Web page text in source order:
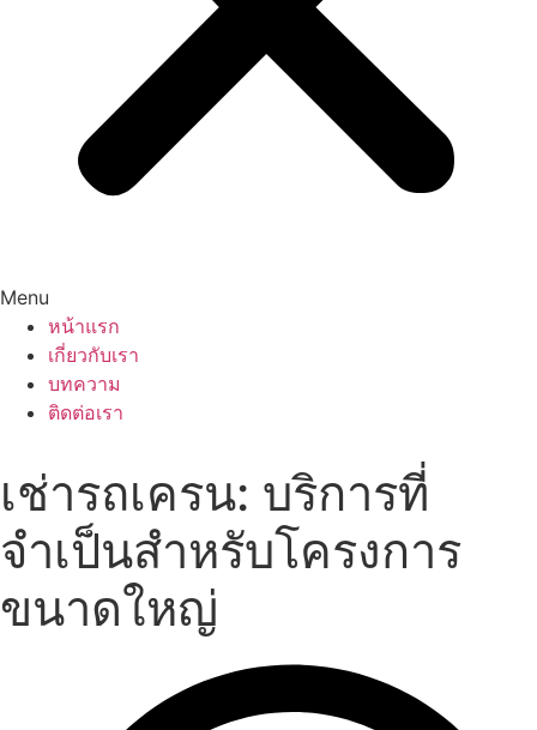
Menu
หน้าแรก
เกี่ยวกับเรา
บทความ
ติดต่อเรา
เช่ารถเครน: บริการที่
จำเป็นสำหรับโครงการ
ขนาดใหญ่